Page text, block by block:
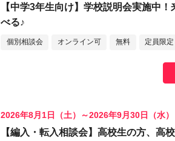
【中学3年生向け】学校説明会実施中
べる♪
個別相談会 オンライン可 無料 定員限定
2026年8月1日（土）～2026年9月30日（水）
【編入・転入相談会】高校生の方、高